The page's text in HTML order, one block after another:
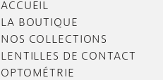
ACCUEIL
LA BOUTIQUE
NOS COLLECTIONS
LENTILLES DE CONTACT
OPTOMÉTRIE